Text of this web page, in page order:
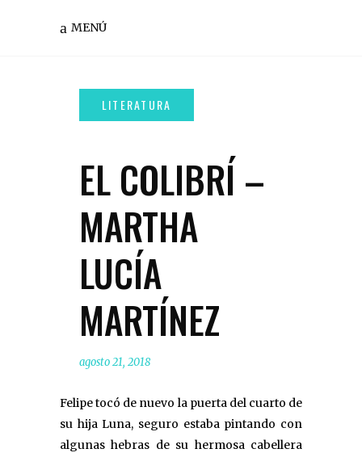
MENÚ
EL COLIBRÍ –
MARTHA
LUCÍA
MARTÍNEZ
agosto 21, 2018
Felipe tocó de nuevo la puerta del cuarto de
su hija Luna, seguro estaba pintando con
algunas hebras de su hermosa cabellera